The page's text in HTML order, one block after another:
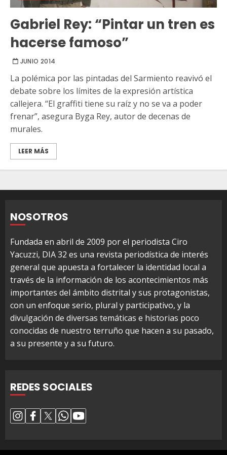
Gabriel Rey: “Pintar un tren es
hacerse famoso”
JUNIO 2014
La polémica por las pintadas del Sarmiento reavivó el
debate sobre los límites de la expresión artística
callejera. “El graffiti tiene su raíz y no se va a poder
frenar”, asegura Byga Rey, autor de decenas de
murales.
LEER MÁS
NOSOTROS
Fundada en abril de 2009 por el periodista Ciro
Yacuzzi, DIA 32 es una revista periodística de interés
general que apuesta a fortalecer la identidad local a
través de la información de los acontecimientos más
importantes del ámbito distrital y sus protagonistas,
con un enfoque serio, plural y participativo, y la
divulgación de diversas temáticas e historias poco
conocidas de nuestro terruño que hacen a su pasado,
a su presente y a su futuro.
REDES SOCIALES